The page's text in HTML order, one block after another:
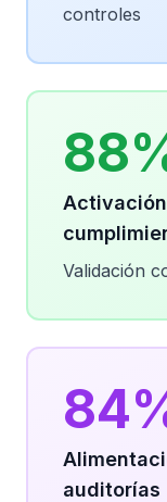
controles
Validación
auditorías